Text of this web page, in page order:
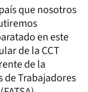
que nosotros
en este
de la CCT
de la
de Trabajadores